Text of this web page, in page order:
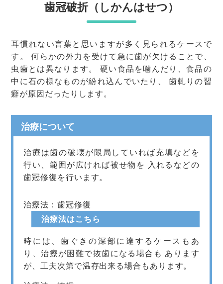
歯冠破折（しかんはせつ）
耳慣れない言葉と思いますが多く見られるケースで
す。 何らかの外力を受けて急に歯が欠けることで、
虫歯とは異なります。 硬い食品を噛んだり、食品の
中に石の様なものが紛れ込んでいたり、 歯軋りの習
癖が原因だったりします。
治療について
治療は歯の破壊が限局していれば充填などを
行い、範囲が広ければ被せ物を 入れるなどの
歯冠修復を行います。
治療法：歯冠修復
治療法はこちら
時には、歯ぐきの深部に達するケースもあ
り、治療が困難で抜歯になる場合も あります
が、工夫次第で温存出来る場合もあります。